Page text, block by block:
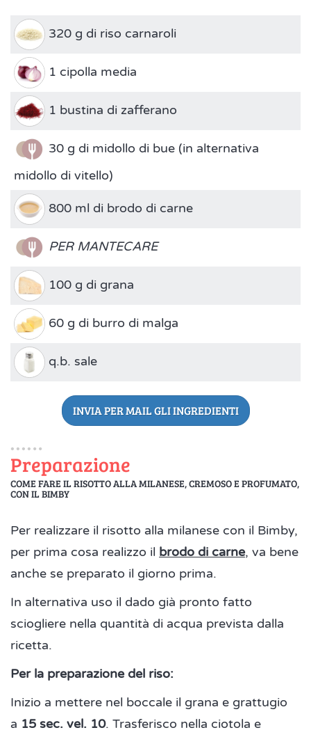
320 g di riso carnaroli
1 cipolla media
1 bustina di zafferano
30 g di midollo di bue (in alternativa
midollo di vitello)
800 ml di brodo di carne
PER MANTECARE
100 g di grana
60 g di burro di malga
q.b. sale
INVIA PER MAIL GLI INGREDIENTI
Preparazione
COME FARE IL RISOTTO ALLA MILANESE, CREMOSO E PROFUMATO,
CON IL BIMBY
Per realizzare il risotto alla milanese con il Bimby,
per prima cosa realizzo il brodo di carne, va bene
anche se preparato il giorno prima.
In alternativa uso il dado già pronto fatto
sciogliere nella quantità di acqua prevista dalla
ricetta.
Per la preparazione del riso:
Inizio a mettere nel boccale il grana e grattugio
a 15 sec. vel. 10. Trasferisco nella ciotola e